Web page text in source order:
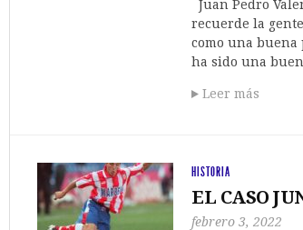
Juan Pedro
recuerde la
como una buena
ha sido una
Leer más
HISTORIA
EL CASO
febrero 3, 2022